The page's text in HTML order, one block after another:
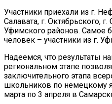
Участники приехали из г.
Салавата, г. Октябрьского,
Уфимского районов. Самое
человек – участники из г.
Надеемся, что результаты
региональном этапе
заключительного этапа
школьников по немецкому
марта по 3 апреля в